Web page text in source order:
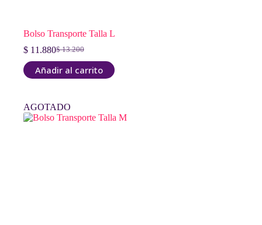
Bolso Transporte Talla L
$13.200
El
precio
original
$ 11.880El
precio
actual
Añadir al carrito
AGOTADO